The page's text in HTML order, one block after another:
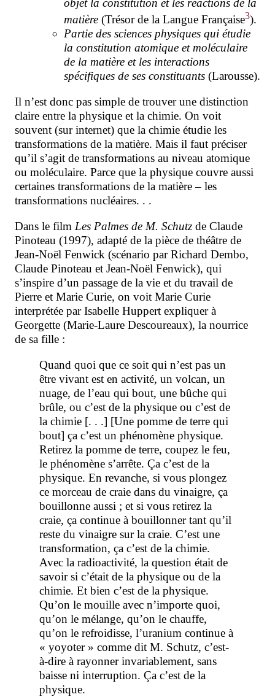
matière (Trésor de la Langue Française3).
Partie des sciences physiques qui étudie
la constitution atomique et moléculaire
de la matière et les interactions
spécifiques de ses constituants (Larousse).
Il n’est donc pas simple de trouver une distinction
claire entre la physique et la chimie. On voit
souvent (surinternet) que la chimie étudie les
transformations de la matière. Mais il faut préciser
qu’il s’agit de transformations au niveau atomique
ou moléculaire. Parce que la physique couvre aussi
certaines transformations de la matière – les
transformations nucléaires. . .
Dans le film Les Palmes de M. Schutz de Claude
Pinoteau (1997), adapté de la pièce de théâtre de
Jean-Noël Fenwick (scénario par Richard Dembo,
Claude Pinoteau et Jean-Noël Fenwick), qui
s’inspire d’un passage de la vie et du travail de
Pierre et Marie Curie, on voit Marie Curie
interprétée par Isabelle Huppert expliquer à
Georgette (Marie-Laure Descoureaux), la nourrice
de sa fille :
Quand quoi que ce soit qui n’est pas un
être vivant est en activité, un volcan, un
nuage, de l’eau qui bout, une bûche qui
brûle, ou c’est de la physique ou c’est de
la chimie [. . .] [Une pomme de terre qui
bout] ça c’est un phénomène physique.
Retirez la pomme de terre, coupez le feu,
le phénomène s’arrête. Ça c’est de la
physique. En revanche, si vous plongez
ce morceau de craie dans du vinaigre, ça
bouillonne aussi ; et si vous retirez la
craie, ça continue à bouillonner tant qu’il
reste du vinaigre sur la craie. C’est une
transformation, ça c’est de la chimie.
Avec la radioactivité, la question était de
savoir si c’était de la physique ou de la
chimie. Et bien c’est de la physique.
Qu’on le mouille avec n’importe quoi,
qu’on le mélange, qu’on le chauffe,
qu’on le refroidisse, l’uranium continue à
« yoyoter » comme dit M. Schutz, c’est-
à-dire à rayonner invariablement, sans
baisse ni interruption. Ça c’est de la
physique.